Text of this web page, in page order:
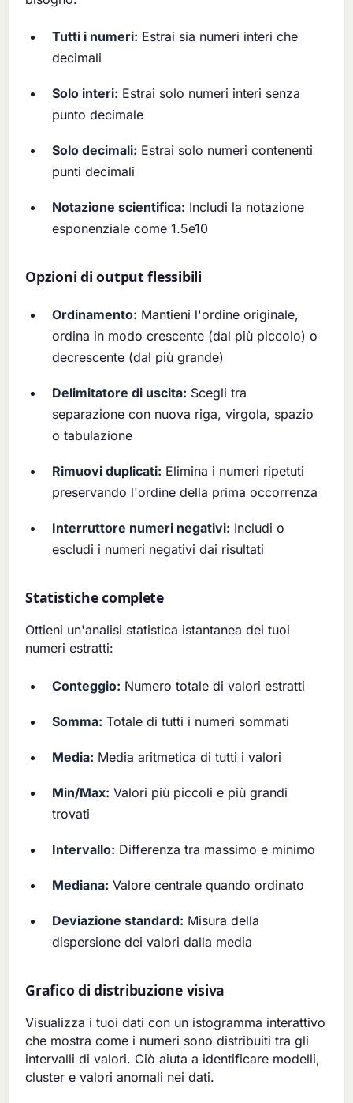
Tutti i numeri: Estrai sia numeri interi che
decimali
Solo interi: Estrai solo numeri interi senza
punto decimale
Solo decimali: Estrai solo numeri contenenti
punti decimali
Notazione scientifica: Includi la notazione
esponenziale come 1.5e10
Opzioni di output flessibili
Ordinamento: Mantieni l'ordine originale,
ordina in modo crescente (dal più piccolo) o
decrescente (dal più grande)
Delimitatore di uscita: Scegli tra
separazione con nuova riga, virgola, spazio
o tabulazione
Rimuovi duplicati: Elimina i numeri ripetuti
preservando l'ordine della prima occorrenza
Interruttore numeri negativi: Includi o
escludi i numeri negativi dai risultati
Statistiche complete
Ottieni un'analisi statistica istantanea dei tuoi
numeri estratti:
Conteggio: Numero totale di valori estratti
Somma: Totale di tutti i numeri sommati
Media: Media aritmetica di tutti i valori
Min/Max: Valori più piccoli e più grandi
trovati
Intervallo: Differenza tra massimo e minimo
Mediana: Valore centrale quando ordinato
Deviazione standard: Misura della
dispersione dei valori dalla media
Grafico di distribuzione visiva
Visualizza i tuoi dati con un istogramma interattivo
che mostra come i numeri sono distribuiti tra gli
intervalli di valori. Ciò aiuta a identificare modelli,
cluster e valori anomali nei dati.